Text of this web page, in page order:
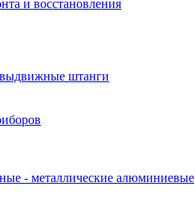
и восстановления
штанги
- металлические алюминиевые